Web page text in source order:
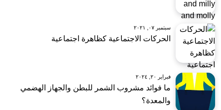
سبتمبر ٠٧, ٢٠٢١
الحركات الاجتماعية كظاهرة اجتماعية
فبراير ٢٠, ٢٠٢٤
ما فوائد مشروب الشمر للبطن والجهاز الهضمي
والمعدة؟